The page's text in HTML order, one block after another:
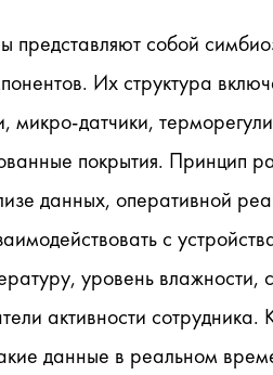
собой
Их структура
микро-датчики,
покрытия. Принцип
данных, оперативной
с
уровень влажности,
активности
данные в реальном